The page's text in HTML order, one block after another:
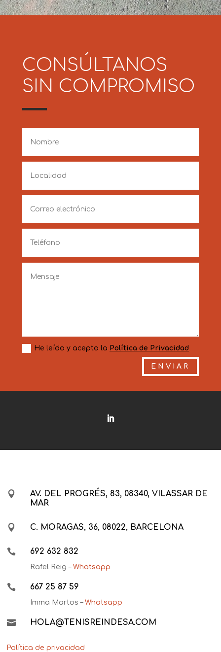
CONSÚLTANOS
SIN COMPROMISO
He leído y acepto la Política de Privacidad
ENVIAR

AV. DEL PROGRÉS, 83, 08340, VILASSAR DE
MAR
 C. MORAGAS, 36, 08022, BARCELONA
 692 632 832
Rafel Reig – Whatsapp
 667 25 87 59
Imma Martos – Whatsapp
 HOLA@TENISREINDESA.COM
Política de privacidad